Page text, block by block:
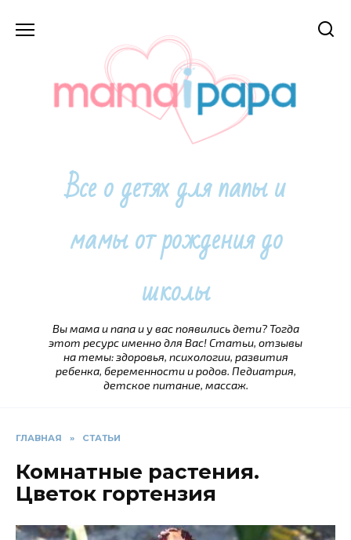
Все о детях для папы и
мамы от рождения до
школы
Вы мама и папа и у вас появились дети? Тогда
этот ресурс именно для Вас! Статьи, отзывы
на темы: здоровья, психологии, развития
ребенка, беременности и родов. Педиатрия,
детское питание, массаж.
ГЛАВНАЯ » СТАТЬИ
Комнатные растения.
Цветок гортензия